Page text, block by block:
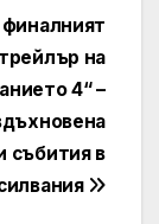
финалният
трейлър на
4“ –
събития в